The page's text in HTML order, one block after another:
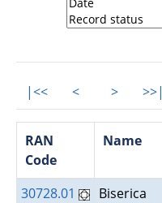
|<< < > >>|
RAN
Code
Name
30728.01
Biserica